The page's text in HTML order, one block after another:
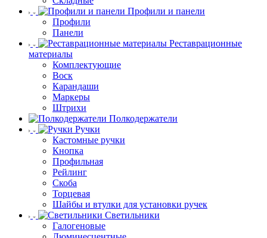
Профили и панели
Профили
Панели
Реставрационные
материалы
Комплектующие
Воск
Карандаши
Маркеры
Штрихи
Полкодержатели
Ручки
Кастомные ручки
Кнопка
Профильная
Рейлинг
Скоба
Торцевая
Шайбы и втулки для установки ручек
Светильники
Галогеновые